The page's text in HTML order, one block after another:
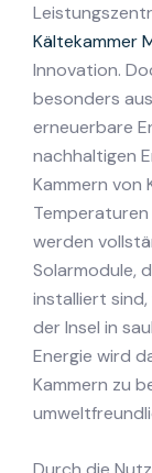
Kältekammer
Innovation.
besonders
erneuerbare
nachhaltigen
Kammern von
Temperaturen
werden
Solarmodule,
installiert
der Insel in
Energie wird
Kammern zu